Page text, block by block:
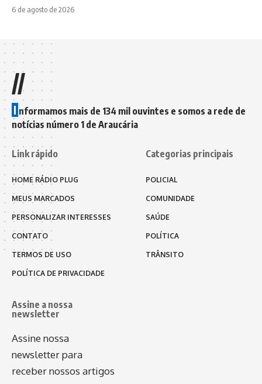
6 de agosto de 2026
//
I nformamos mais de 134 mil ouvintes e somos a rede de
notícias número 1 de Araucária
Link rápido
HOME RÁDIO PLUG
MEUS MARCADOS
PERSONALIZAR INTERESSES
CONTATO
TERMOS DE USO
POLÍTICA DE PRIVACIDADE
Categorias principais
POLICIAL
COMUNIDADE
SAÚDE
POLÍTICA
TRÂNSITO
Assine a nossa
newsletter
Assine nossa
newsletter para
receber nossos artigos